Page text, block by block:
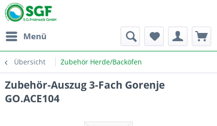
Menü
Übersicht Zubehör Herde/Backöfen
Zubehör-Auszug 3-Fach Gorenje
GO.ACE104